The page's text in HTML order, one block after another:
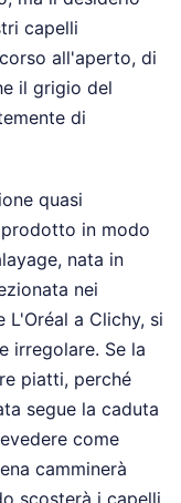
capelli
all'aperto, di
il grigio del
di
quasi
in modo
nata in
nei
a Clichy, si
irregolare. Se la
piatti, perché
segue la caduta
come
camminerà